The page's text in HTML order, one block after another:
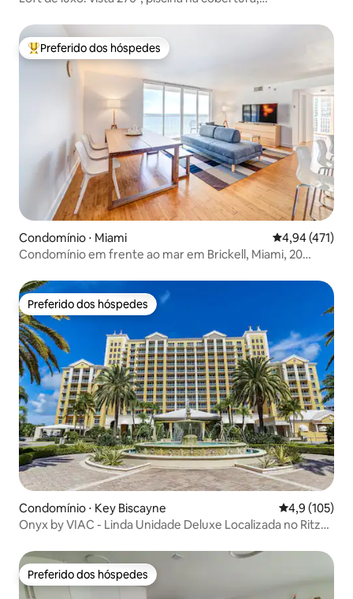
Entre os melhores preferidos dos hóspedes
Preferido dos hóspedes
Condomínio ⋅ Miami 4,94 de uma
4,94 (471)
Condomínio em frente ao mar em Brickell, Miami, 20
Preferido dos hóspedes
Preferido dos hóspedes
Condomínio ⋅ Key Biscayne 4,9 de uma
4,9 (105)
Onyx by VIAC - Linda Unidade Deluxe Localizada no Ritz
Preferido dos hóspedes
Preferido dos hóspedes